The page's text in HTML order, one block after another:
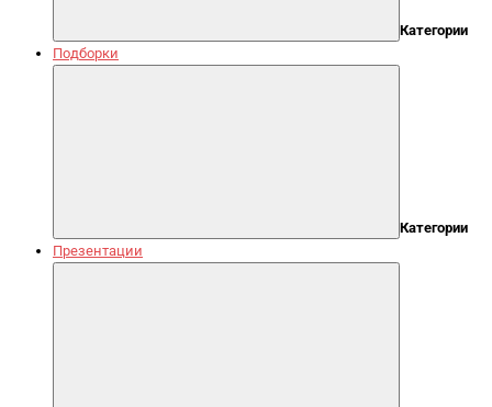
Категории
Подборки
Категории
Презентации